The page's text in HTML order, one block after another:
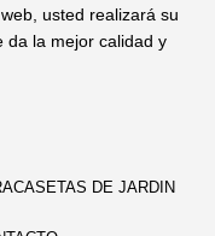
usted realizará su
da la mejor calidad y
CASETAS DE JARDIN